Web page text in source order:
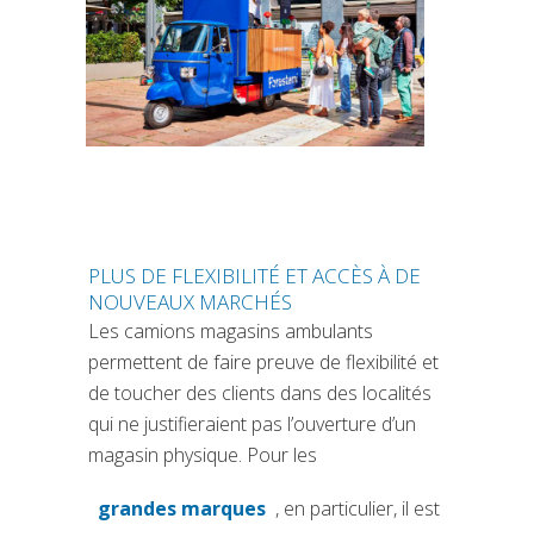
PLUS DE FLEXIBILITÉ ET ACCÈS À DE
NOUVEAUX MARCHÉS
Les camions magasins ambulants
permettent de faire preuve de flexibilité et
de toucher des clients dans des localités
qui ne justifieraient pas l’ouverture d’un
magasin physique. Pour les
grandes marques
(si apre in una nuova scheda)
, en particulier, il est